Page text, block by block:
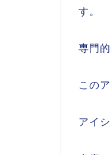
す。
専門
この
アイ